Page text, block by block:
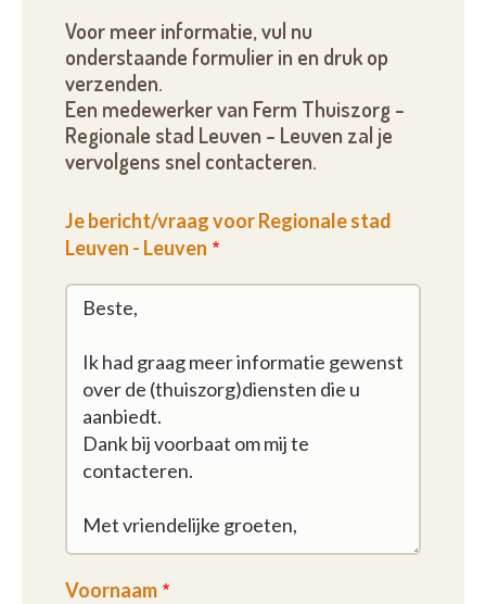
Voor meer informatie, vul nu
onderstaande formulier in en druk op
verzenden.
Een medewerker van Ferm Thuiszorg -
Regionale stad Leuven - Leuven zal je
vervolgens snel contacteren.
Je bericht/vraag voor Regionale stad
Leuven - Leuven
Voornaam